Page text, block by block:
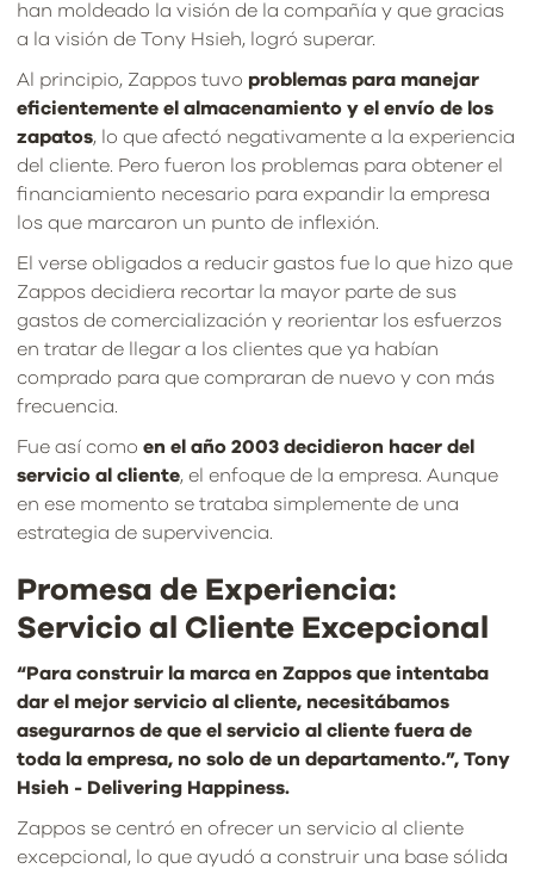
han moldeado la visión de la compañía y que gracias
a la visión de Tony Hsieh, logró superar.
Al principio, Zappos tuvo problemas para manejar
eficientemente el almacenamiento y el envío de los
zapatos, lo que afectó negativamente a la experiencia
del cliente. Pero fueron los problemas para obtener el
financiamiento necesario para expandir la empresa
los que marcaron un punto de inflexión.
El verse obligados a reducir gastos fue lo que hizo que
Zappos decidiera recortar la mayor parte de sus
gastos de comercialización y reorientar los esfuerzos
en tratar de llegar a los clientes que ya habían
comprado para que compraran de nuevo y con más
frecuencia.
Fue así como en el año 2003 decidieron hacer del
servicio al cliente, el enfoque de la empresa. Aunque
en ese momento se trataba simplemente de una
estrategia de supervivencia.
Promesa de Experiencia:
Servicio al Cliente Excepcional
“Para construir la marca en Zappos que intentaba
dar el mejor servicio al cliente, necesitábamos
asegurarnos de que el servicio al cliente fuera de
toda la empresa, no solo de un departamento.”, Tony
Hsieh - Delivering Happiness.
Zappos se centró en ofrecer un servicio al cliente
excepcional, lo que ayudó a construir una base sólida